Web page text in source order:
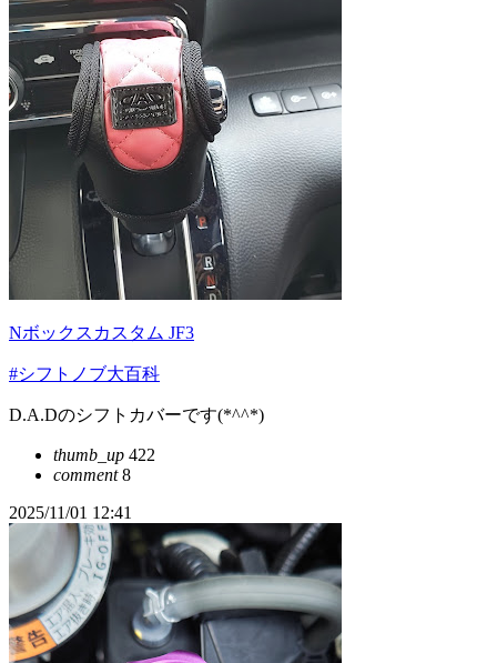
Nボックスカスタム JF3
#シフトノブ大百科
D.A.Dのシフトカバーです(*^^*)
thumb_up 422
comment8
2025/11/01 12:41